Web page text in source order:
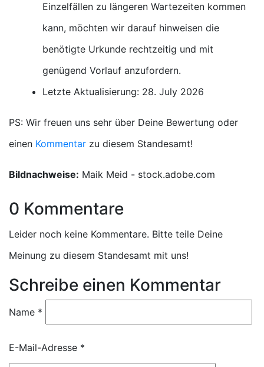
Einzelfällen zu längeren Wartezeiten kommen
kann, möchten wir darauf hinweisen die
benötigte Urkunde rechtzeitig und mit
genügend Vorlauf anzufordern.
Letzte Aktualisierung: 28. July 2026
PS: Wir freuen uns sehr über Deine Bewertung oder
einen Kommentar zu diesem Standesamt!
Bildnachweise: Maik Meid - stock.adobe.com
0 Kommentare
Leider noch keine Kommentare. Bitte teile Deine
Meinung zu diesem Standesamt mit uns!
Schreibe einen Kommentar
Name *
E-Mail-Adresse *